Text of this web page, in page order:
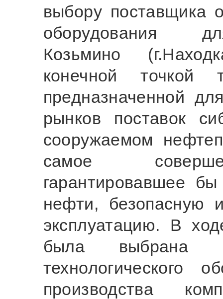
выбору поставщика
оборудования
Козьмино
конечной точкой
предназначенной
рынков поставок
сооружаемом
самое
гарантировавшее бы
нефти, безопасную
эксплуатацию. В
была выбрана
технологического
производства